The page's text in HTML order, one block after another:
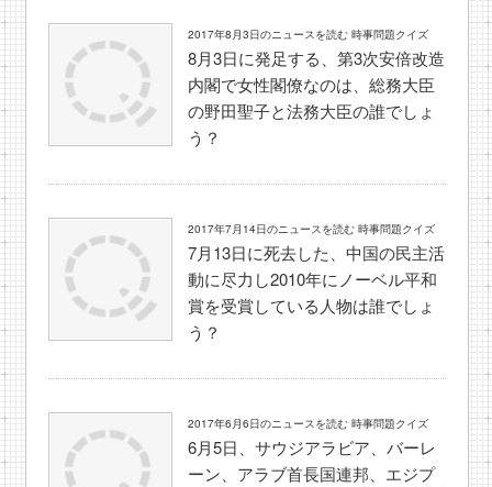
2017年8月3日のニュースを読む 時事問題クイズ
8月3日に発足する、第3次安倍改造
内閣で女性閣僚なのは、総務大臣
の野田聖子と法務大臣の誰でしょ
う？
2017年7月14日のニュースを読む 時事問題クイズ
7月13日に死去した、中国の民主活
動に尽力し2010年にノーベル平和
賞を受賞している人物は誰でしょ
う？
2017年6月6日のニュースを読む 時事問題クイズ
6月5日、サウジアラビア、バーレ
ーン、アラブ首長国連邦、エジプ